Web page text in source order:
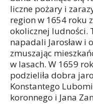
liczne pożary i
region w 1654 roku
okolicznej ludności.
napadali Jarosław i
zmuszając
w lasach. W 1659
podzieliła dobra
Konstantego
koronnego i Jana